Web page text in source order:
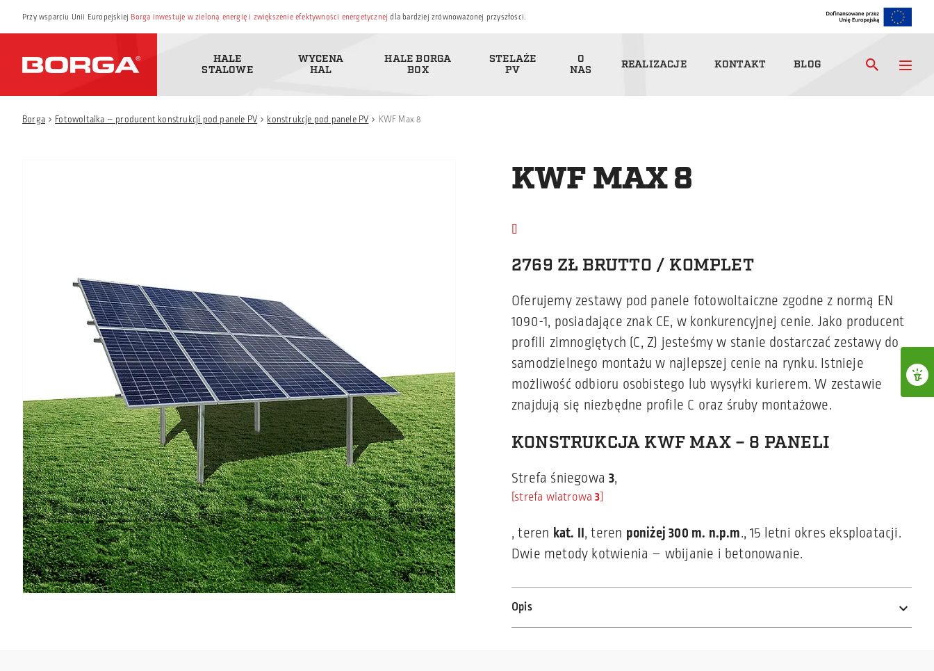
Przy wsparciu Unii Europejskiej Borga inwestuje w zieloną energię i zwiększenie efektywności energetycznej dla bardziej zrównoważonej przyszłości.
HALE
STALOWE
WYCENA
HAL
HALE BORGA
BOX
STELAŻE
PV
O
NAS
REALIZACJE KONTAKT BLOG
Borga chevron_left Fotowoltaika – producent konstrukcji pod panele PV chevron_left konstrukcje pod panele PV chevron_left KWF Max 8
KWF MAX 8
2769 ZŁ BRUTTO / KOMPLET
Oferujemy zestawy pod panele fotowoltaiczne zgodne z normą EN
1090-1, posiadające znak CE, w konkurencyjnej cenie. Jako producent
profili zimnogiętych (C, Z) jesteśmy w stanie dostarczać zestawy do
samodzielnego montażu w najlepszej cenie na rynku. Istnieje
możliwość odbioru osobistego lub wysyłki kurierem. W zestawie
znajdują się niezbędne profile C oraz śruby montażowe.
KONSTRUKCJA KWF MAX – 8 PANELI
Strefa śniegowa3,
strefa wiatrowa3
, teren kat. II, teren poniżej 300 m. n.p.m., 15 letni okres eksploatacji.
Dwie metody kotwienia – wbijanie i betonowanie.
Opis